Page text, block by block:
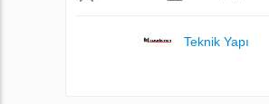
Teknik Yapı